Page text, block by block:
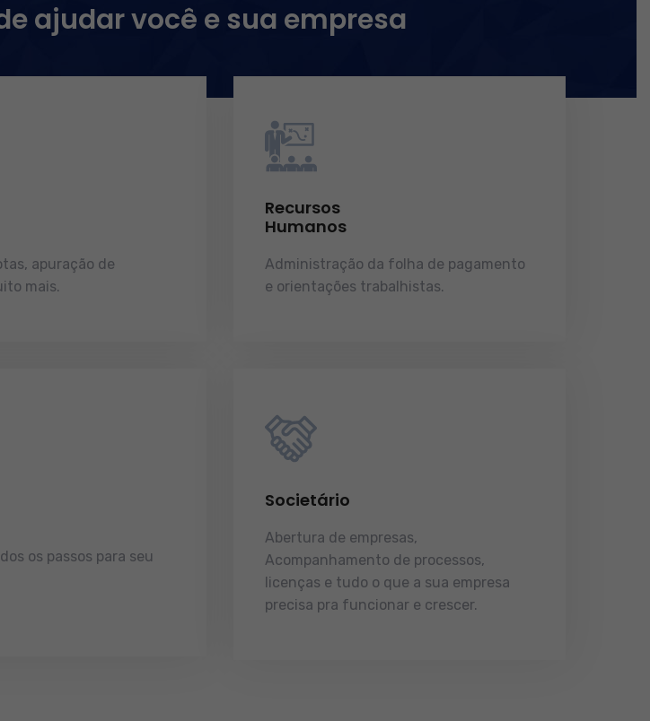
ajudar você e sua empresa
apuração de
mais.
Recursos
Humanos
Administração da folha de pagamento
e orientações trabalhistas.
os passos para seu
Societário
Abertura de empresas,
Acompanhamento de processos,
licenças e tudo o que a sua empresa
precisa pra funcionar e crescer.